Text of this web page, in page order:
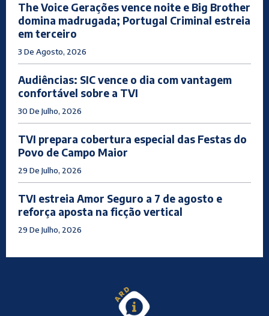
The Voice Gerações vence noite e Big Brother
domina madrugada; Portugal Criminal estreia
em terceiro
3 De Agosto, 2026
Audiências: SIC vence o dia com vantagem
confortável sobre a TVI
30 De Julho, 2026
TVI prepara cobertura especial das Festas do
Povo de Campo Maior
29 De Julho, 2026
TVI estreia Amor Seguro a 7 de agosto e
reforça aposta na ficção vertical
29 De Julho, 2026